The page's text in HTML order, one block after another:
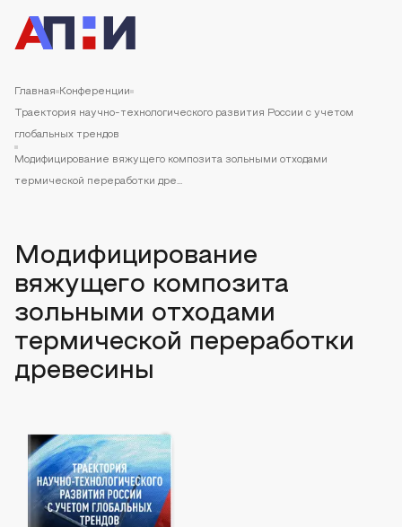
Главная Конференции
Траектория научно-технологического развития России с учетом
глобальных трендов
Модифицирование вяжущего композита зольными отходами
термической переработки дре...
Модифицирование
вяжущего композита
зольными отходами
термической переработки
древесины